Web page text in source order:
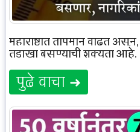
महाराष्ट्रात तापमान वाढत
तडाखा बसण्याची शक्यता आहे.
पुढे वाचा ➜